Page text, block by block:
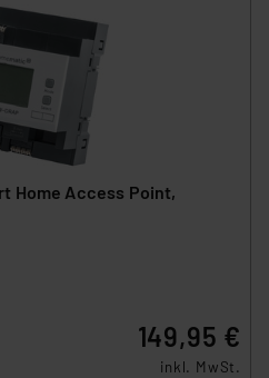
Home Access Point,
149,95 €
inkl. MwSt.